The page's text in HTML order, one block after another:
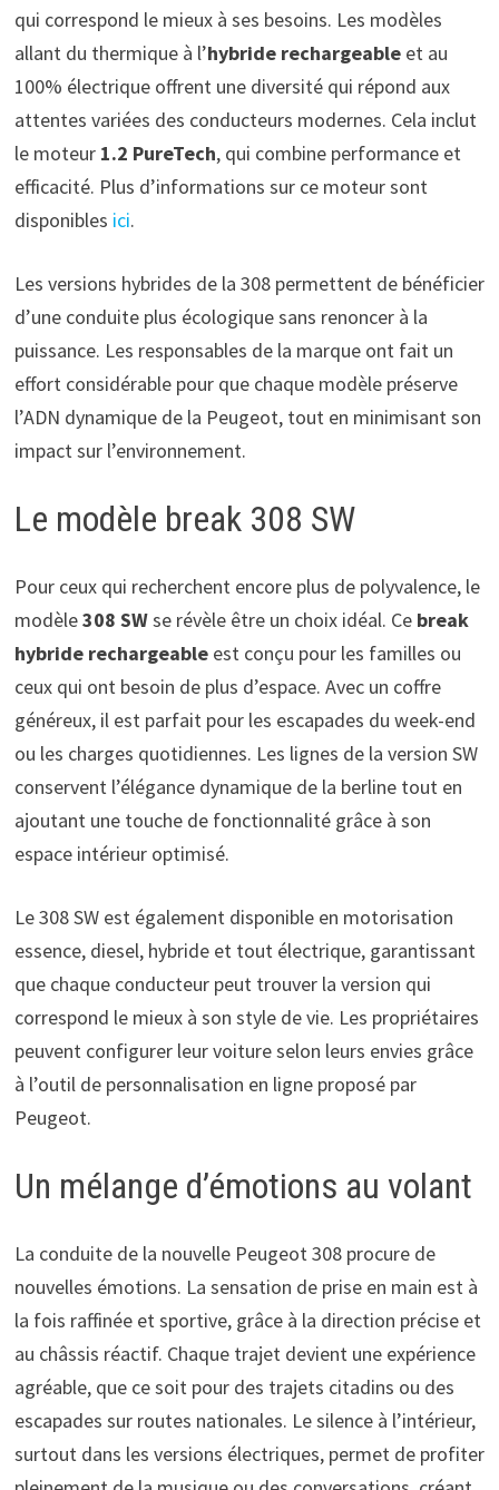
qui correspond le mieux à ses besoins. Les modèles
allant du thermique à l’hybride rechargeableet au
100% électrique offrent une diversité qui répond aux
attentes variées des conducteurs modernes. Cela inclut
le moteur 1.2 PureTech, qui combine performance et
efficacité. Plus d’informations sur ce moteur sont
disponibles ici.
Les versions hybrides de la 308 permettent de bénéficier
d’une conduite plus écologique sans renoncer à la
puissance. Les responsables de la marque ont fait un
effort considérable pour que chaque modèle préserve
l’ADN dynamique de la Peugeot, tout en minimisant son
impact sur l’environnement.
Le modèle break 308 SW
Pour ceux qui recherchent encore plus de polyvalence, le
modèle308 SWse révèle être un choix idéal. Ce break
hybride rechargeableest conçu pour les familles ou
ceux qui ont besoin de plus d’espace. Avec un coffre
généreux, il est parfait pour les escapades du week-end
ou les charges quotidiennes. Les lignes de la version SW
conservent l’élégance dynamique de la berline tout en
ajoutant une touche de fonctionnalité grâce à son
espace intérieur optimisé.
Le 308 SW est également disponible en motorisation
essence, diesel, hybride et tout électrique, garantissant
que chaque conducteur peut trouver la version qui
correspond le mieux à son style de vie. Les propriétaires
peuvent configurer leur voiture selon leurs envies grâce
à l’outil de personnalisation en ligne proposé par
Peugeot.
Un mélange d’émotions au volant
La conduite de la nouvelle Peugeot 308 procure de
nouvelles émotions. La sensation de prise en main est à
la fois raffinée et sportive, grâce à la direction précise et
au châssis réactif. Chaque trajet devient une expérience
agréable, que ce soit pour des trajets citadins ou des
escapades sur routes nationales. Le silence à l’intérieur,
surtout dans les versions électriques, permet de profiter